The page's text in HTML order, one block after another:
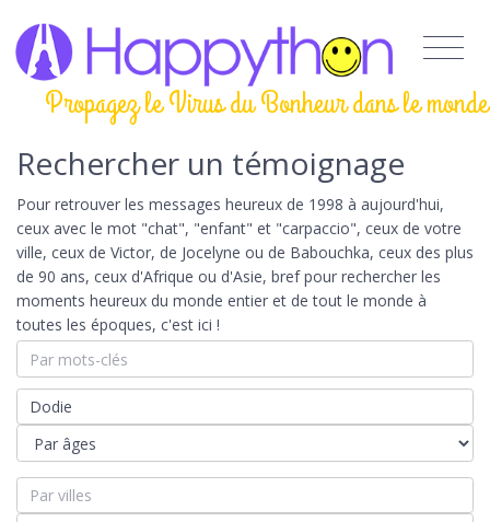
Propagez le Virus du Bonheur dans le monde
Rechercher un témoignage
Pour retrouver les messages heureux de 1998 à aujourd'hui,
ceux avec le mot "chat", "enfant" et "carpaccio", ceux de votre
ville, ceux de Victor, de Jocelyne ou de Babouchka, ceux des plus
de 90 ans, ceux d'Afrique ou d'Asie, bref pour rechercher les
moments heureux du monde entier et de tout le monde à
toutes les époques, c'est ici !